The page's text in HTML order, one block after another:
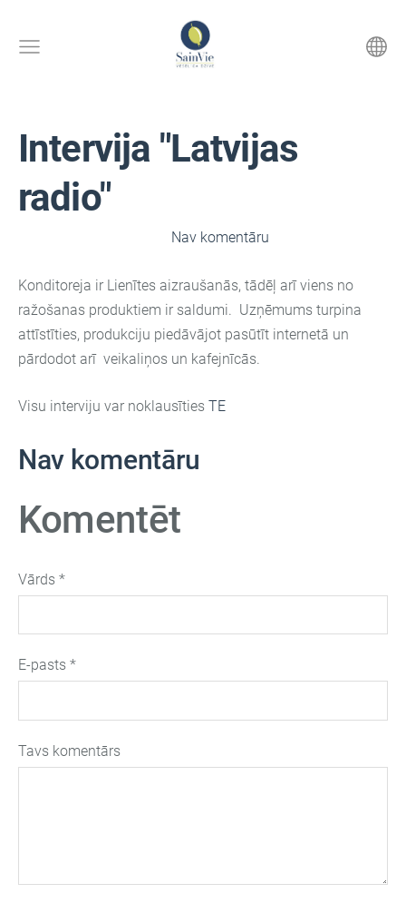
Intervija "Latvijas
radio"
Nav komentāru
Konditoreja ir Lienītes aizraušanās, tādēļ arī viens no
ražošanas produktiem ir saldumi. Uzņēmums turpina
attīstīties, produkciju piedāvājot pasūtīt internetā un
pārdodot arī veikaliņos un kafejnīcās.
Visu interviju var noklausīties TE
Nav komentāru
Komentēt
Vārds *
E-pasts *
Tavs komentārs